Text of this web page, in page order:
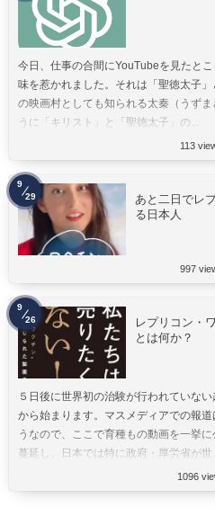
今日、仕事の合間にYouTubeを見たと
味を惹かれました。それは「聖徳太子
の映画村としても知られる太秦（うず
うに「キリスト」と「聖徳太子」の...
113
あと二日でレ
る日本人
997
9
29
レプリコン・
とは何か？
５日後に世界初の治験が行われていな
から始まります。マスメディアでの報
うなので、ここで育種もの動画を一挙
蔓延し、日本では特に政府・厚労省が世...
1096
9
26